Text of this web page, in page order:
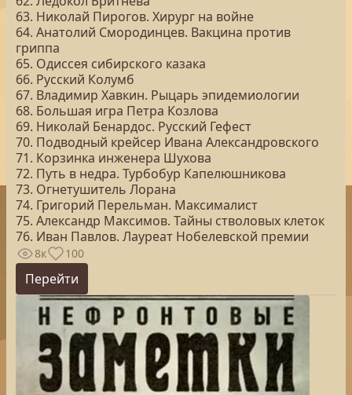
63. Николай Пирогов. Хирург на войне
64. Анатолий Смородинцев. Вакцина против
гриппа
65. Одиссея сибирского казака
66. Русский Колумб
67. Владимир Хавкин. Рыцарь эпидемиологии
68. Большая игра Петра Козлова
69. Николай Бенардос. Русский Гефест
70. Подводный крейсер Ивана Александровского
71. Корзинка инженера Шухова
72. Путь в недра. Турбобур Капелюшникова
73. Огнетушитель Лорана
74. Григорий Перельман. Максималист
75. Александр Максимов. Тайны стволовых клеток
76. Иван Павлов. Лауреат Нобелевской премии
8к 100
Перейти